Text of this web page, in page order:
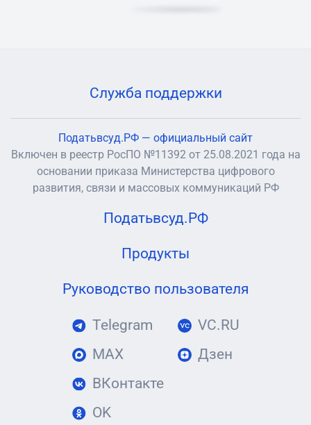
Служба поддержки
Податьвсуд.РФ — официальный сайт
Включен в реестр РосПО №11392 от 25.08.2021 года на
основании приказа Министерства цифрового
развития, связи и массовых коммуникаций РФ
Податьвсуд.РФ
Продукты
Руководство пользователя
Telegram
MAX
ВКонтакте
OK
VC.RU
Дзен